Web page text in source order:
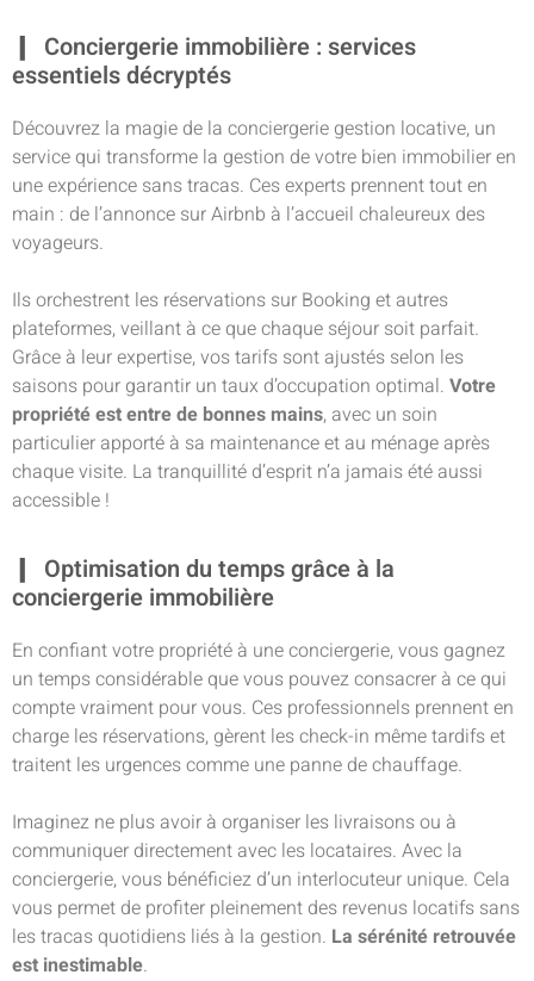
Conciergerie immobilière : services
essentiels décryptés
Découvrez la magie de la conciergerie gestion locative, un
service qui transforme la gestion de votre bien immobilier en
une expérience sans tracas. Ces experts prennent tout en
main : de l’annonce sur Airbnb à l’accueil chaleureux des
voyageurs.
Ils orchestrent les réservations sur Booking et autres
plateformes, veillant à ce que chaque séjour soit parfait.
Grâce à leur expertise, vos tarifs sont ajustés selon les
saisons pour garantir un taux d’occupation optimal. Votre
propriété est entre de bonnes mains, avec un soin
particulier apporté à sa maintenance et au ménage après
chaque visite. La tranquillité d’esprit n’a jamais été aussi
accessible !
Optimisation du temps grâce à la
conciergerie immobilière
En confiant votre propriété à une conciergerie, vous gagnez
un temps considérable que vous pouvez consacrer à ce qui
compte vraiment pour vous. Ces professionnels prennent en
charge les réservations, gèrent les check-in même tardifs et
traitent les urgences comme une panne de chauffage.
Imaginez ne plus avoir à organiser les livraisons ou à
communiquer directement avec les locataires. Avec la
conciergerie, vous bénéficiez d’un interlocuteur unique. Cela
vous permet de profiter pleinement des revenus locatifs sans
les tracas quotidiens liés à la gestion. La sérénité retrouvée
est inestimable.